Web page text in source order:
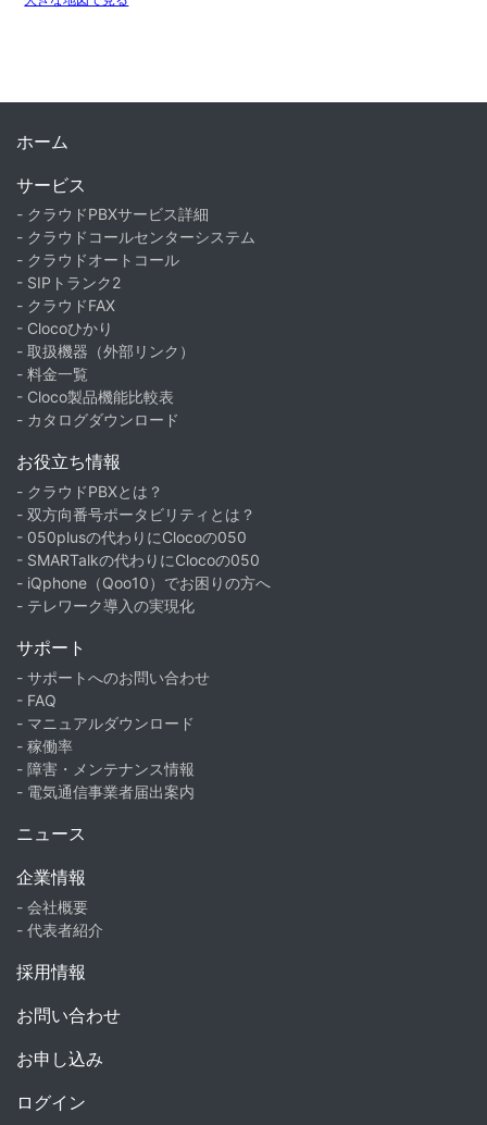
ホーム
サービス
- クラウドPBXサービス詳細
- クラウドコールセンターシステム
- クラウドオートコール
- SIPトランク2
- クラウドFAX
- Clocoひかり
- 取扱機器（外部リンク）
- 料金一覧
- Cloco製品機能比較表
- カタログダウンロード
お役立ち情報
- クラウドPBXとは？
- 双方向番号ポータビリティとは？
- 050plusの代わりにClocoの050
- SMARTalkの代わりにClocoの050
- iQphone（Qoo10）でお困りの方へ
- テレワーク導入の実現化
サポート
- サポートへのお問い合わせ
- FAQ
- マニュアルダウンロード
- 稼働率
- 障害・メンテナンス情報
- 電気通信事業者届出案内
ニュース
企業情報
- 会社概要
- 代表者紹介
採用情報
お問い合わせ
お申し込み
ログイン